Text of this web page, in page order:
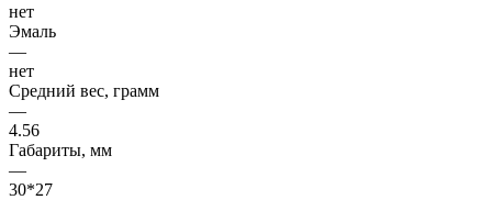
нет
Эмаль
—
нет
Средний вес, грамм
—
4.56
Габариты, мм
—
30*27